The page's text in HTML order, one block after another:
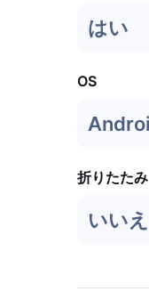
はい
OS
折りたたみ
いいえ